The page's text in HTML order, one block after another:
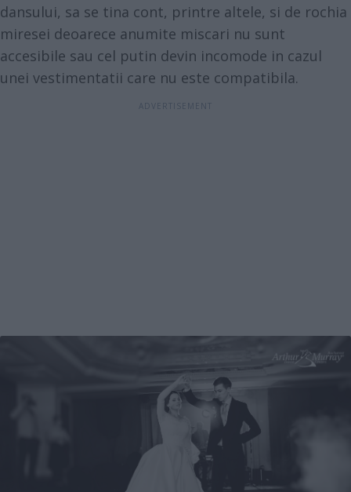
dansului, sa se tina cont, printre altele, si de rochia
miresei deoarece anumite miscari nu sunt
accesibile sau cel putin devin incomode in cazul
unei vestimentatii care nu este compatibila.